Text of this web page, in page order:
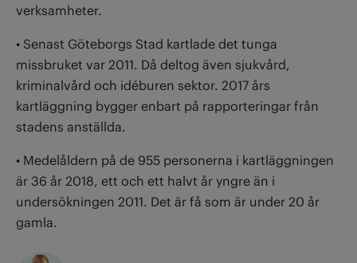
verksamheter.
• Senast Göteborgs Stad kartlade det tunga
missbruket var 2011. Då deltog även sjukvård,
kriminalvård och idéburen sektor. 2017 års
kartläggning bygger enbart på rapporteringar från
stadens anställda.
• Medelåldern på de 955 personerna i kartläggningen
är 36 år 2018, ett och ett halvt år yngre än i
undersökningen 2011. Det är få som är under 20 år
gamla.